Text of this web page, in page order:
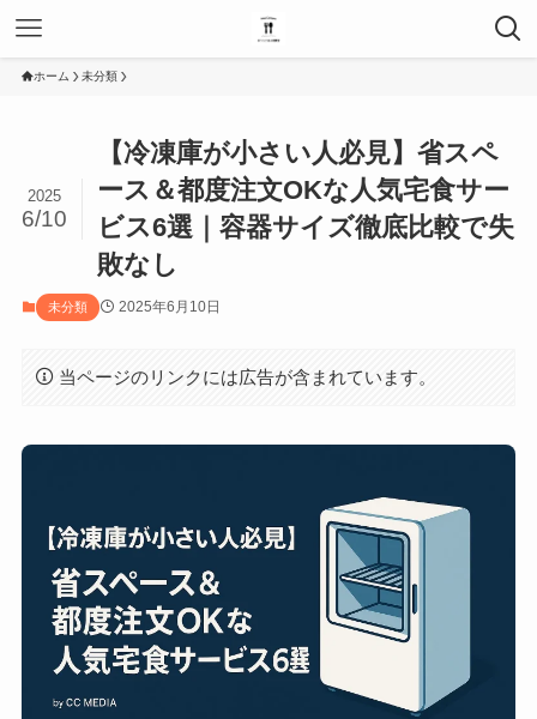
ホーム 未分類
【冷凍庫が小さい人必見】省スペ
ース＆都度注文OKな人気宅食サー
ビス6選｜容器サイズ徹底比較で失
敗なし
2025
6/10
未分類 2025年6月10日
当ページのリンクには広告が含まれています。